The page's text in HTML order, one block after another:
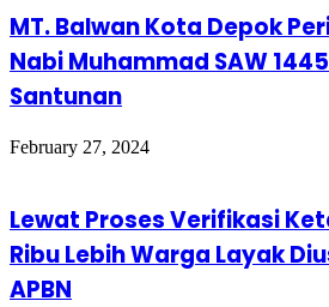
MT. Balwan Kota Depok
Nabi Muhammad SAW
Santunan
February 27, 2024
Lewat Proses Verifikasi
Ribu Lebih Warga Layak
APBN